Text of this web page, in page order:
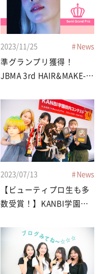
2023/11/25 News
準グランプリ獲得！
JBMA 3rd HAIR&MAKE-
2023/07/13 News
【ビューティプロ生も多
数受賞！】KANBI学園校